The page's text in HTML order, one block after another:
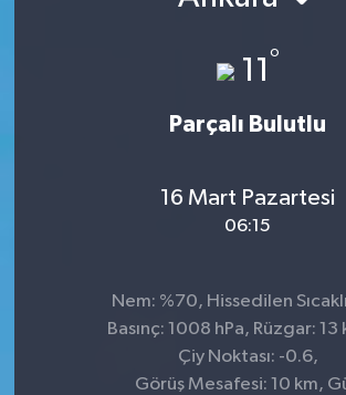
11 °
Parçalı Bulutlu
16 Mart Pazartesi
06:15
Nem: %70, Hissedilen
Basınç: 1008 hPa, Rüzgar:
Çiy Noktası: -0.6,
Görüş Mesafesi: 10 km,
ÖZEL HABER